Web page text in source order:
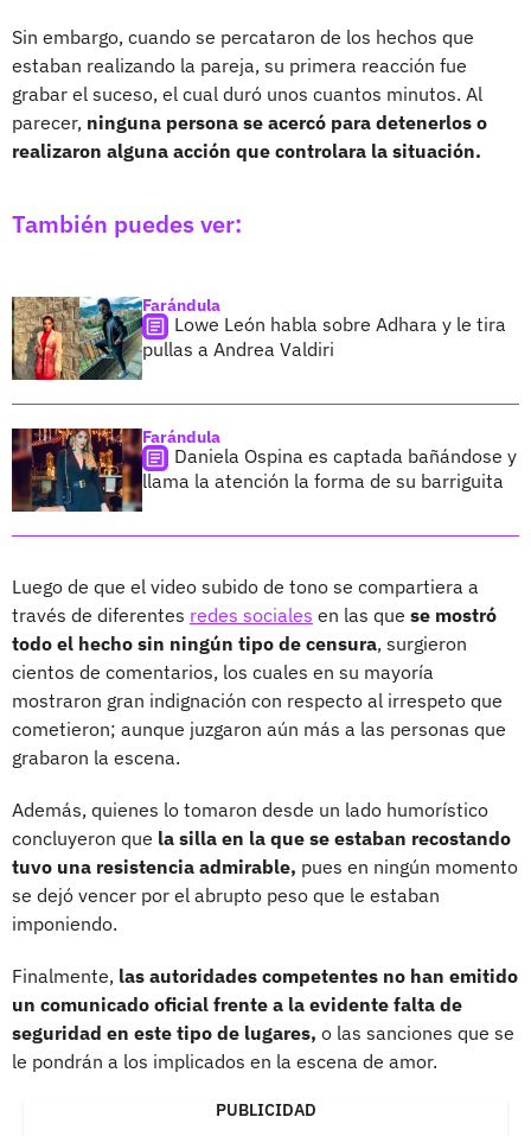
Sin embargo, cuando se percataron de los hechos que
estaban realizando la pareja, su primera reacción fue
grabar el suceso, el cual duró unos cuantos minutos. Al
parecer, ninguna persona se acercó para detenerlos o
realizaron alguna acción que controlara la situación.
También puedes ver:
Farándula
Lowe León habla sobre Adhara y le tira
pullas a Andrea Valdiri
Farándula
Daniela Ospina es captada bañándose y
llama la atención la forma de su barriguita
Luego de que el video subido de tono se compartiera a
través de diferentes redes sociales en las que se mostró
todo el hecho sin ningún tipo de censura, surgieron
cientos de comentarios, los cuales en su mayoría
mostraron gran indignación con respecto al irrespeto que
cometieron; aunque juzgaron aún más a las personas que
grabaron la escena.
Además, quienes lo tomaron desde un lado humorístico
concluyeron que la silla en la que se estaban recostando
tuvo una resistencia admirable, pues en ningún momento
se dejó vencer por el abrupto peso que le estaban
imponiendo.
Finalmente, las autoridades competentes no han emitido
un comunicado oficial frente a la evidente falta de
seguridad en este tipo de lugares, o las sanciones que se
le pondrán a los implicados en la escena de amor.
PUBLICIDAD